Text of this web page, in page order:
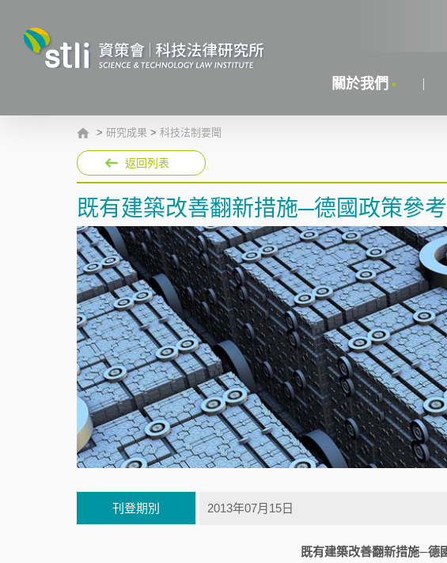
關於我們
> 研究成果 > 科技法制要聞
返回列表
既有建築改善翻新措施─德國政策參考
刊登期別 2013年07月15日
既有建築改善翻新措施─德